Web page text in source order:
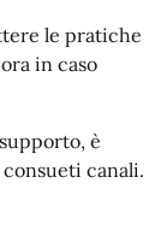
le pratiche
in caso
è
canali.